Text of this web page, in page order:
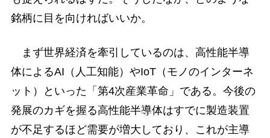
銘柄に目を向ければいいか。
まず世界経済を牽引しているのは、高性能半導
体によるAI（人工知能）やIoT（モノのインターネ
ット）といった「第4次産業革命」である。今後の
発展のカギを握る高性能半導体はすでに製造装置
が不足するほど需要が増大しており、これが主導